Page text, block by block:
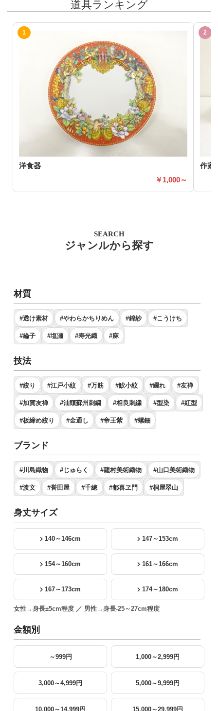
道具ランキング
洋食器
1,000～
作家
SEARCH
ジャンルから探す
材質
#透け素材 #やわらかちりめん #錦紗 #こうけち
#綸子 #塩瀬 #寿光織 #麻
技法
#絞り #江戸小紋 #万筋 #鮫小紋 #綴れ #友禅
#加賀友禅 #汕頭蘇州刺繍 #相良刺繍 #型染 #紅型
#板締め絞り #金通し #帝王紫 #螺鈿
ブランド
#川島織物 #じゅらく #龍村美術織物 #山口美術織物
#渡文 #誉田屋 #千總 #都喜ヱ門 #桐屋翠山
身丈サイズ
140～146cm 147～153cm
154～160cm 161～166cm
167～173cm 174～180cm
女性→身長±5cm程度 ／ 男性→身長-25～27cm程度
金額別
～999円 1,000～2,999円
3,000～4,999円 5,000～9,999円
10,000～14,999円 15,000～29,999円